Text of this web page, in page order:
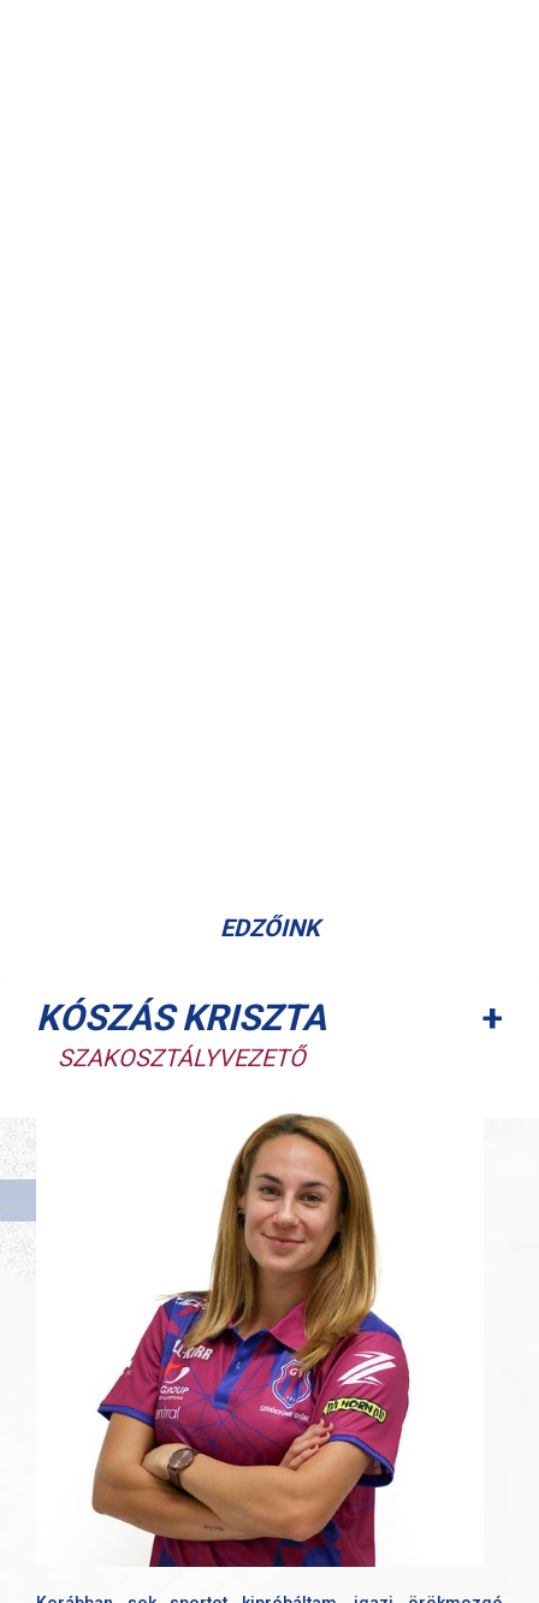
EDZŐINK
KÓSZÁS KRISZTA
SZAKOSZTÁLYVEZETŐ
+